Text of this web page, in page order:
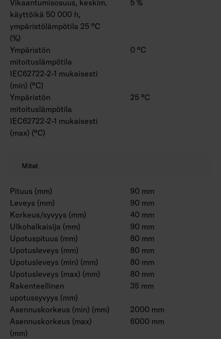
Vikaantumisosuus, keskim.
käyttöikä 50 000 h,
ympäristölämpötila 25 °C
(%)
5 %
Ympäristön
mitoituslämpötila
IEC62722-2-1 mukaisesti
(min) (°C)
0 °C
Ympäristön
mitoituslämpötila
IEC62722-2-1 mukaisesti
(max) (°C)
25 °C
Mitat
Pituus (mm)
90 mm
Leveys (mm)
90 mm
Korkeus/syvyys (mm)
40 mm
Ulkohalkaisija (mm)
90 mm
Upotuspituus (mm)
80 mm
Upotusleveys (mm)
80 mm
Upotusleveys (min) (mm)
80 mm
Upotusleveys (max) (mm)
80 mm
Rakenteellinen
upotussyvyys (mm)
35 mm
Asennuskorkeus (min) (mm)
2000 mm
Asennuskorkeus (max)
(mm)
6000 mm